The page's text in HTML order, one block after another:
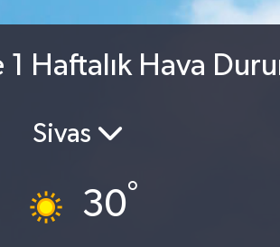
1 Haftalık Hava
Sivas
30°